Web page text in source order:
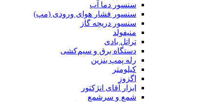
سنسور دما آب
سنسور فشار هوای ورودی (مپ)
سنسور دریچه گاز
منیفولد
تراتل بادی
دستگاه برق و سیم‌کشی
رله پمپ بنزین
کیلومتر
اگزوز
ابزار آقای انژکتور
شمع و سرشمع